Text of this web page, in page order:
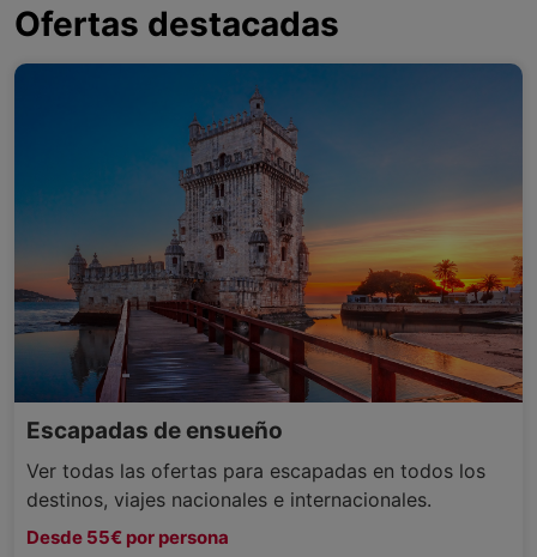
Ofertas destacadas
Escapadas de ensueño
Ver todas las ofertas para escapadas en todos los
destinos, viajes nacionales e internacionales.
Desde 55€ por persona